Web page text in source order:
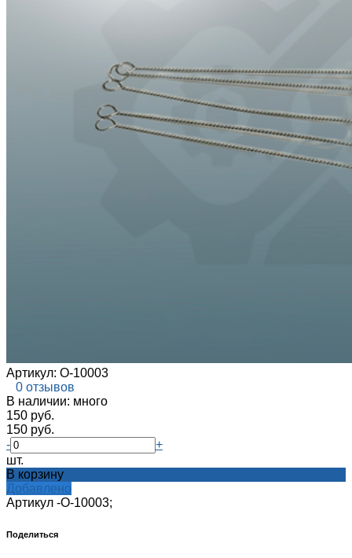
Артикул: О-10003
0 отзывов
В наличии: много
150 руб.
150 руб.
-
+
шт.
В корзину
Добавлено
Артикул -О-10003;
Поделиться